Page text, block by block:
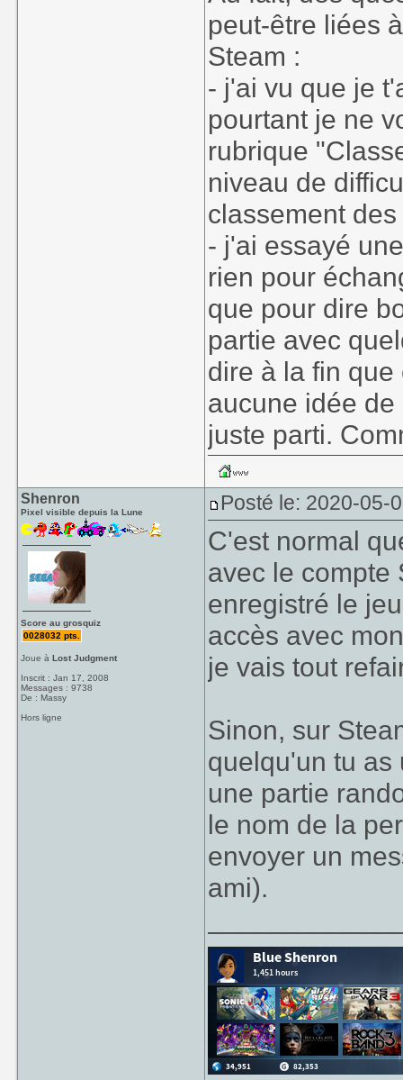
peut-être liées
Steam :
- j'ai vu que je
pourtant je ne
rubrique
niveau de
classement
- j'ai essayé
rien pour
que pour dire
partie avec
dire à la fin
aucune idée
juste parti.
Shenron
Pixel visible depuis la Lune
Score au grosquiz
0028032 pts.
Joue àLost Judgment
Inscrit : Jan 17, 2008
Messages : 9738
De : Massy
Hors ligne
Posté le: 2020-05-
C'est normal
avec le compte
enregistré le
accès avec
je vais tout
Sinon, sur
quelqu'un tu as
une partie
le nom de la
envoyer un
ami).